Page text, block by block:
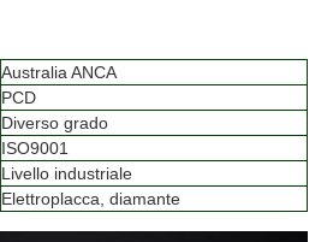
Australia ANCA
PCD
Diverso grado
ISO9001
Livello industriale
Elettroplacca, diamante